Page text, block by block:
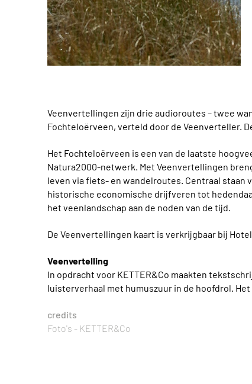
Veenvertellingen zijn drie audioroutes – twee
Fochteloërveen, verteld door de Veenverteller.
Het Fochteloërveen is een van de laatste
Natura2000-netwerk. Met Veenvertellingen
leven via fiets- en wandelroutes. Centraal staan
historische economische drijfveren tot
het veenlandschap aan de noden van de tijd.
De Veenvertellingen kaart is verkrijgbaar bij
Veenvertelling
In opdracht voor KETTER&Co maakten
luisterverhaal met humuszuur in de hoofdrol. Het
credits
Foto's - KETTER&Co